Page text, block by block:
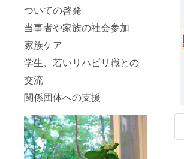
ついての啓発
当事者や家族の社会参加
家族ケア
学生、若いリハビリ職との
交流
関係団体への支援